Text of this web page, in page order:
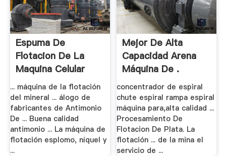
Espuma De
Flotacion De La
Maquina Celular
Para .
... máquina de la flotación
del mineral ... álogo de
fabricantes de Antimonio
De ... Buena calidad
antimonio ... La máquina de
flotación esplomo, níquel y
...
Mejor De Alta
Capacidad Arena
Máquina De .
concentrador de espiral
chute espiral rampa espiral
máquina para,alta calidad ...
Procesamiento De
Flotacion De Plata. La
flotación ... de la mina el
servicio de ...